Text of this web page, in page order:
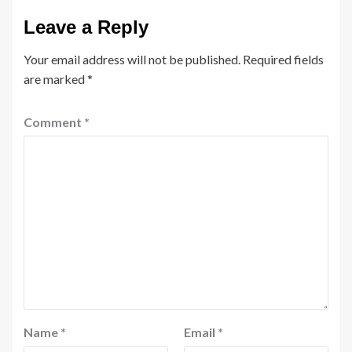
Leave a Reply
Your email address will not be published. Required fields
are marked*
Comment *
Name * Email *